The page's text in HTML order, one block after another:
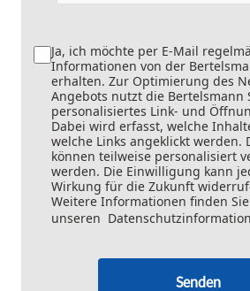
Ja, ich möchte per E-Mail
Informationen von der
erhalten. Zur Optimierung des
Angebots nutzt die Bertelsmann
personalisiertes Link- und
Dabei wird erfasst, welche
welche Links angeklickt werden.
können teilweise personalisiert
werden. Die Einwilligung kann
Wirkung für die Zukunft
Weitere Informationen finden
unseren
Senden